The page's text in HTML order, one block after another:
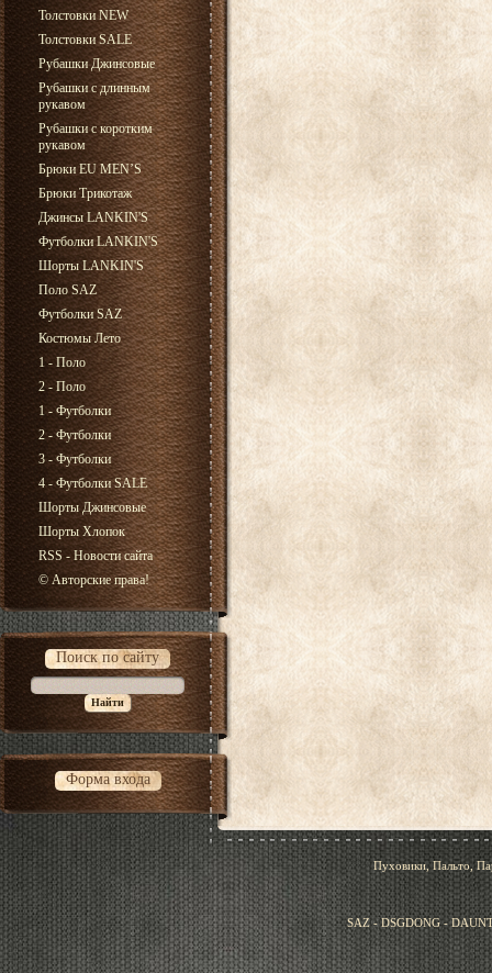
Толстовки NEW
Толстовки SALE
Рубашки Джинсовые
Рубашки с длинным
рукавом
Рубашки с коротким
рукавом
Брюки EU MEN’S
Брюки Трикотаж
Джинсы LANKIN'S
Футболки LANKIN'S
Шорты LANKIN'S
Поло SAZ
Футболки SAZ
Костюмы Лето
1 - Поло
2 - Поло
1 - Футболки
2 - Футболки
3 - Футболки
4 - Футболки SALE
Шорты Джинсовые
Шорты Хлопок
RSS - Новости сайта
© Авторские права!
Поиск по сайту
Форма входа
Пуховики, Пальто,
SAZ - DSGDONG -